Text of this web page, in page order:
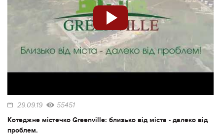
29.09.19 55451
Котеджне містечко Greenville: близько від міста - далеко від
проблем.